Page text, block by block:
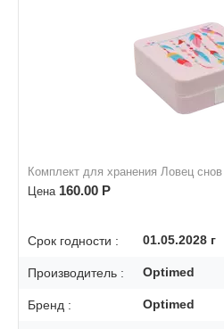
Комплект для хранения Ловец снов
Цена 160.00 Р
Срок годности : 01.05.2028 г
Производитель : Optimed
Бренд : Optimed